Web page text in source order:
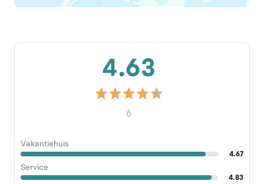
4.63
6
Vakantiehuis
4.67
Service
4.83